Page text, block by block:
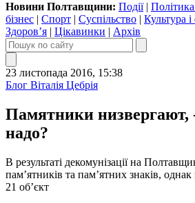
Новини Полтавщини: Події| Політика
бізнес | Спорт | Суспільство | Культура і
Здоров’я | Цікавинки | Архів
23 листопада 2016, 15:38
Блог Віталія Цебрія
Памятники низвергают,
надо?
В результаті декомунізації на
пам’ятників та пам’ятних знаків,
21 об’єкт